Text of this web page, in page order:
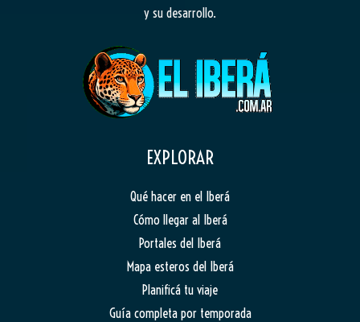
y su desarrollo.
EXPLORAR
Qué hacer en el Iberá
Cómo llegar al Iberá
Portales del Iberá
Mapa esteros del Iberá
Planificá tu viaje
Guía completa por temporada